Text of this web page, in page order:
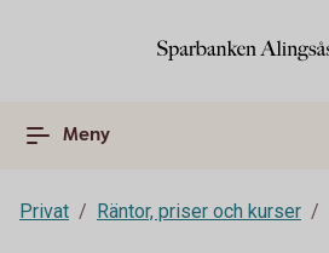
Meny
Privat Räntor, priser och kurser